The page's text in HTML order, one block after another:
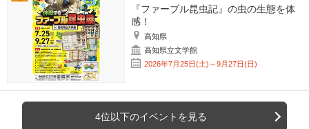
『ファーブル昆虫記』の虫の生態を体
感！
高知県
高知県立文学館
2026年7月25日(土)～9月27日(日)
4位以下のイベントを見る